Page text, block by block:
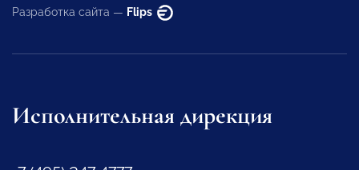
Разработка сайта — Flips
Исполнительная дирекция